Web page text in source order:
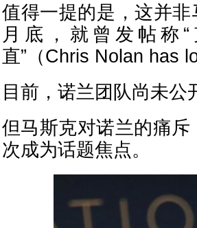
值得一提的是，这并
月底，就曾发帖称
直”（Chris Nolan has
目前，诺兰团队尚未公
但马斯克对诺兰的痛斥
次成为话题焦点。